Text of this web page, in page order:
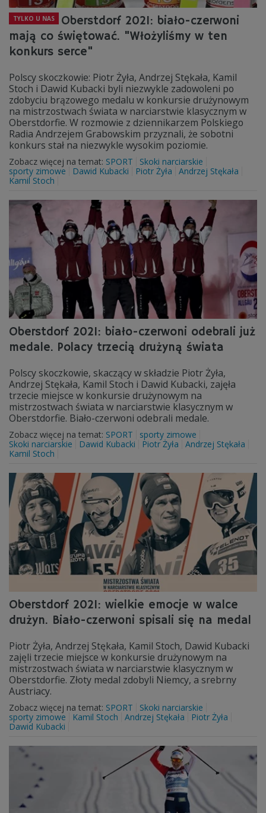
TYLKO U NAS
Oberstdorf 2021: biało-czerwoni
mają co świętować. "Włożyliśmy w ten
konkurs serce"
Polscy skoczkowie: Piotr Żyła, Andrzej Stękała, Kamil
Stoch i Dawid Kubacki byli niezwykle zadowoleni po
zdobyciu brązowego medalu w konkursie drużynowym
na mistrzostwach świata w narciarstwie klasycznym w
Oberstdorfie. W rozmowie z dziennikarzem Polskiego
Radia Andrzejem Grabowskim przyznali, że sobotni
konkurs stał na niezwykle wysokim poziomie.
Zobacz więcej na temat: SPORT
Skoki narciarskie
sporty zimowe
Dawid Kubacki Piotr Żyła
Andrzej Stękała
Kamil Stoch
Oberstdorf 2021: biało-czerwoni odebrali już
medale. Polacy trzecią drużyną świata
Polscy skoczkowie, skaczący w składzie Piotr Żyła,
Andrzej Stękała, Kamil Stoch i Dawid Kubacki, zajęła
trzecie miejsce w konkursie drużynowym na
mistrzostwach świata w narciarstwie klasycznym w
Oberstdorfie. Biało-czerwoni odebrali medale.
Zobacz więcej na temat: SPORT
sporty zimowe
Skoki narciarskie
Dawid Kubacki Piotr Żyła
Andrzej Stękała
Kamil Stoch
Oberstdorf 2021: wielkie emocje w walce
drużyn. Biało-czerwoni spisali się na medal
Piotr Żyła, Andrzej Stękała, Kamil Stoch, Dawid Kubacki
zajęli trzecie miejsce w konkursie drużynowym na
mistrzostwach świata w narciarstwie klasycznym w
Oberstdorfie. Złoty medal zdobyli Niemcy, a srebrny
Austriacy.
Zobacz więcej na temat: SPORT
Skoki narciarskie
sporty zimowe
Kamil Stoch Andrzej Stękała
Piotr Żyła
Dawid Kubacki